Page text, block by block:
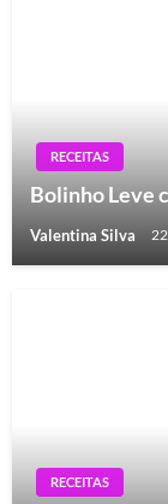
RECEITAS
Bolinho Leve
Valentina Silva
RECEITAS